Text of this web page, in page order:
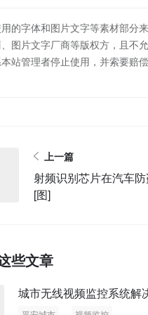
的字体和图片文字等素材部分
图片文字厂商等版权方，且不
站管理者停止使用，并索要赔
上一篇
射频识别芯片在汽车
[图]
些文章
城市无线视频监控系统解